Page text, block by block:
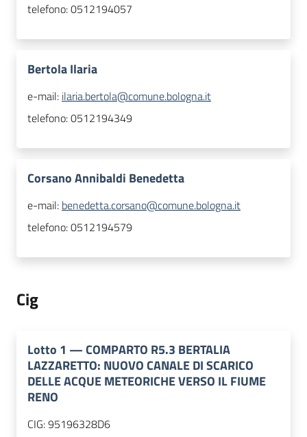
telefono:0512194057
Bertola Ilaria
e-mail: ilaria.bertola@comune.bologna.it
telefono:0512194349
Corsano Annibaldi Benedetta
e-mail: benedetta.corsano@comune.bologna.it
telefono:0512194579
Cig
Lotto 1 —COMPARTO R5.3 BERTALIA
LAZZARETTO: NUOVO CANALE DI SCARICO
DELLE ACQUE METEORICHE VERSO IL FIUME
RENO
CIG:95196328D6